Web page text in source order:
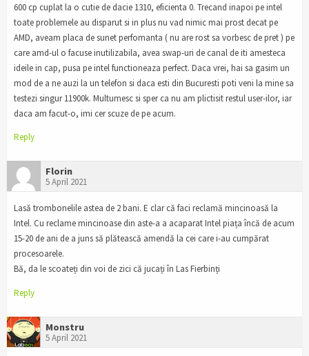
600 cp cuplat la o cutie de dacie 1310, eficienta 0. Trecand inapoi pe intel
toate problemele au disparut si in plus nu vad nimic mai prost decat pe
AMD, aveam placa de sunet perfomanta ( nu are rost sa vorbesc de pret ) pe
care amd-ul o facuse inutilizabila, avea swap-uri de canal de iti amesteca
ideile in cap, pusa pe intel functioneaza perfect. Daca vrei, hai sa gasim un
mod de a ne auzi la un telefon si daca esti din Bucuresti poti veni la mine sa
testezi singur 11900k. Multumesc si sper ca nu am plictisit restul user-ilor, iar
daca am facut-o, imi cer scuze de pe acum.
Reply
Florin
5 April 2021
Lasă trombonelile astea de 2 bani. E clar că faci reclamă mincinoasă la
Intel. Cu reclame mincinoase din aste-a a acaparat Intel piața încă de acum
15-20 de ani de a juns să plătească amendă la cei care i-au cumpărat
procesoarele.
Bă, da le scoateți din voi de zici că jucați în Las Fierbinți
Reply
Monstru
5 April 2021